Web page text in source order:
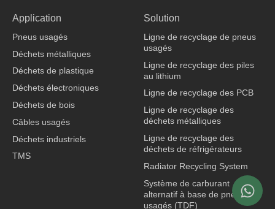
Application
Pneus usagés
Déchets métalliques
Déchets de plastique
Déchets électroniques
Déchets de bois
Câbles usagés
Déchets industriels
TMS
Solution
Ligne de recyclage de pneus
usagés
Ligne de recyclage des piles
au lithium
Ligne de recyclage des PCB
Ligne de recyclage des
déchets métalliques
Ligne de recyclage des
déchets de réfrigérateurs
Radiator Recycling System
Système de carburant
alternatif à base de pneus
usagés (TDF)